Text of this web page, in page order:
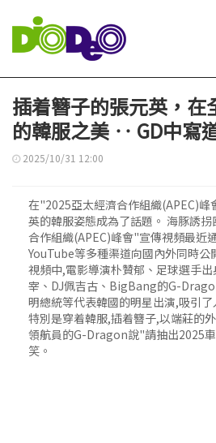
插着簪子的張元英，在
的韓服之美 ‥ GD中寫
2025/10/31 12:00
在"2025亞太經濟合作組織(APEC)
英的韓服姿態成為了話題。 海豚誘
合作組織(APEC)峰會"宣傳視頻最近
YouTube等多種渠道向國內外同時公
視頻中,電影導演朴贊郁、足球選手
宰、DJ佩吉古、BigBang的G-
明總統等代表韓國的明星出演,吸引了
特別是穿着韓服,插着簪子,以端莊的
領航員的G-Dragon說"請抽出2025
笑。